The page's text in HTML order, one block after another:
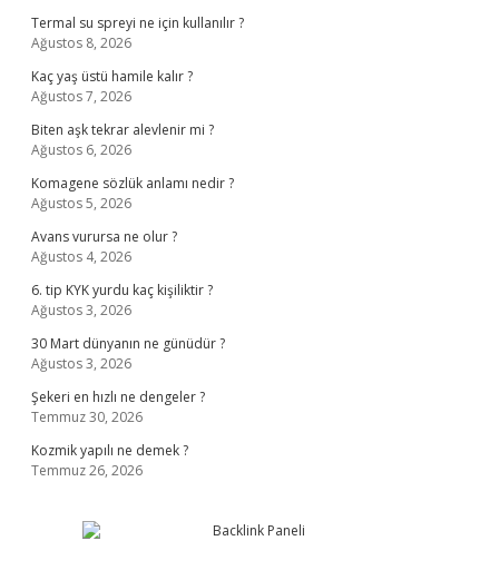
Termal su spreyi ne için kullanılır ?
Ağustos 8, 2026
Kaç yaş üstü hamile kalır ?
Ağustos 7, 2026
Biten aşk tekrar alevlenir mi ?
Ağustos 6, 2026
Komagene sözlük anlamı nedir ?
Ağustos 5, 2026
Avans vurursa ne olur ?
Ağustos 4, 2026
6. tip KYK yurdu kaç kişiliktir ?
Ağustos 3, 2026
30 Mart dünyanın ne günüdür ?
Ağustos 3, 2026
Şekeri en hızlı ne dengeler ?
Temmuz 30, 2026
Kozmik yapılı ne demek ?
Temmuz 26, 2026